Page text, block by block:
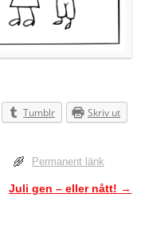
Tumblr Skriv ut
Permanent länk
Juli gen – eller nått! →